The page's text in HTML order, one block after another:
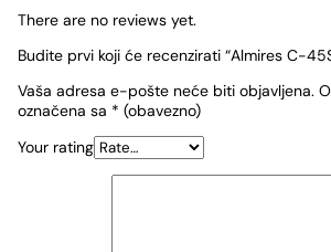
There are no reviews yet.
Budite prvi koji će recenzirati “Almires C-
Vaša adresa e-pošte neće biti objavljena.
označena sa * (obavezno)
Your rating